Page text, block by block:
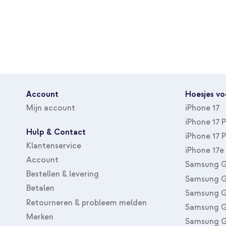
Account
Mijn account
Hulp & Contact
Klantenservice
Account
Bestellen & levering
Betalen
Retourneren & probleem melden
Merken
Hoesjes
iPhone 17
iPhone 17
iPhone 17
iPhone 17e
Samsung
Samsung
Samsung
Samsung
Samsung